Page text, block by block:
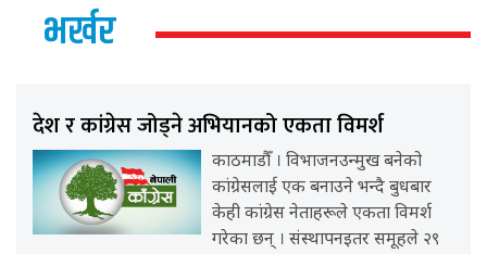
भर्खर
देश र कांग्रेस जोड्ने अभियानको एकता विमर्श
काठमाडौँ । विभाजनउन्मुख बनेको
कांग्रेसलाई एक बनाउने भन्दै बुधबार
केही कांग्रेस नेताहरूले एकता विमर्श
गरेका छन् । संस्थापनइतर समूहले २९